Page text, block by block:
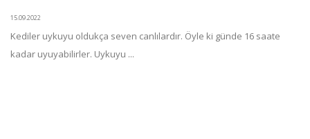
15.09.2022
Kediler uykuyu oldukça seven canlılardır. Öyle ki günde 16 saate
kadar uyuyabilirler. Uykuyu ...